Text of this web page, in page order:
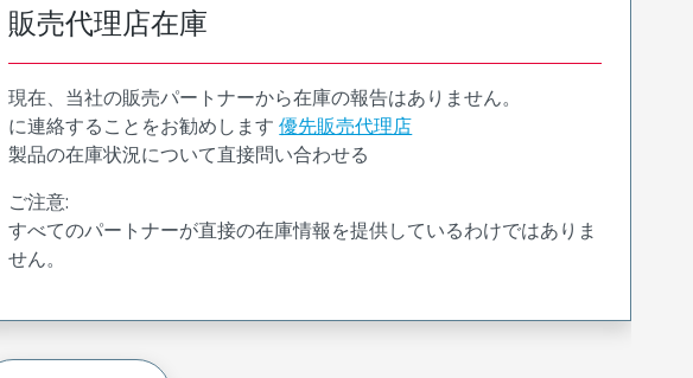
販売代理店在庫
現在、当社の販売パートナーから在庫の報告はありません。
に連絡することをお勧めします 優先販売代理店
製品の在庫状況について直接問い合わせる
ご注意:
すべてのパートナーが直接の在庫情報を提供しているわけではありま
せん。